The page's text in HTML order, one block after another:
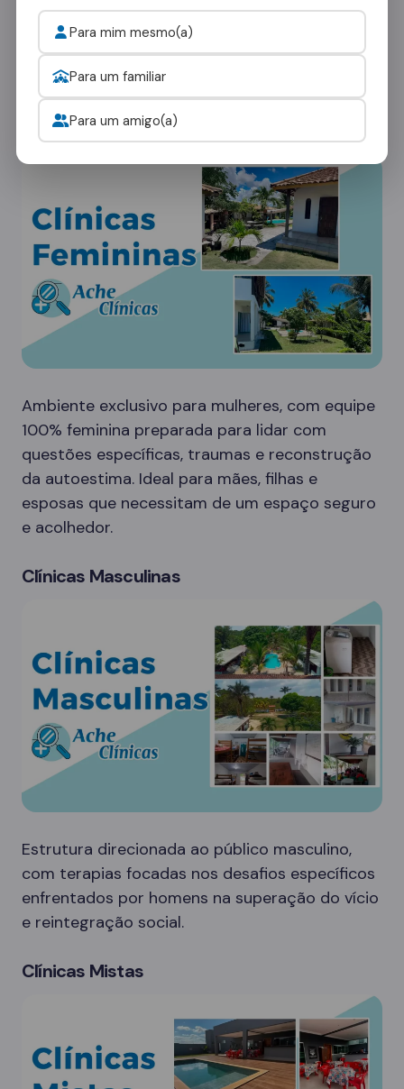
Cada paciente tem necessidades únicas. Nossa
rede em Ariquemes oferece diferentes tipos de
ambientes:
Clínicas Femininas
Ambiente exclusivo para mulheres, com equipe
100% feminina preparada para lidar com
questões específicas, traumas e reconstrução
da autoestima. Ideal para mães, filhas e
esposas que necessitam de um espaço seguro
e acolhedor.
Clínicas Masculinas
Estrutura direcionada ao público masculino,
com terapias focadas nos desafios específicos
enfrentados por homens na superação do vício
e reintegração social.
Clínicas Mistas
Para mim mesmo(a)
Para um familiar
Para um amigo(a)